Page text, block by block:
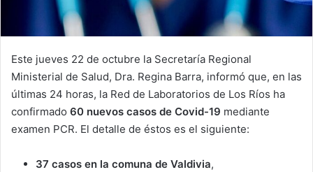
Este jueves 22 de octubre la Secretaría Regional
Ministerial de Salud, Dra. Regina Barra, informó que, en las
últimas 24 horas, la Red de Laboratorios de Los Ríos ha
confirmado 60 nuevos casos de Covid-19 mediante
examen PCR. El detalle de éstos es el siguiente:
37 casos en la comuna de Valdivia,